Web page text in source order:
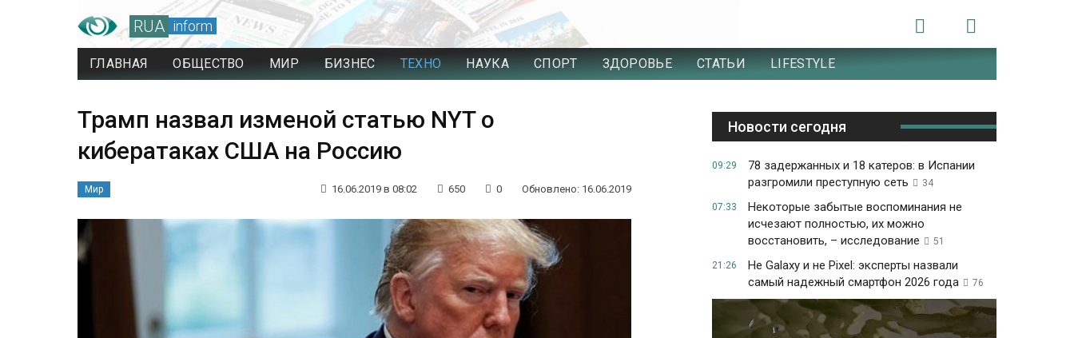
RUA inform
ГЛАВНАЯ ОБЩЕСТВО МИР БИЗНЕС ТЕХНО НАУКА СПОРТ ЗДОРОВЬЕ СТАТЬИ LIFESTYLE
Трамп назвал изменой статью NYT о
кибератаках США на Россию
Мир 16.06.2019 в 08:02 650 0 Обновлено: 16.06.2019
Новости сегодня
09:29
78 задержанных и 18 катеров: в Испании
разгромили преступную сеть
34
07:33
Некоторые забытые воспоминания не
исчезают полностью, их можно
восстановить, – исследование
51
21:26
Не Galaxy и не Pixel: эксперты назвали
самый надежный смартфон 2026 года
76